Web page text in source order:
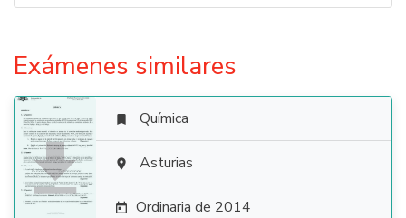
Exámenes similares

 Química
 Asturias
 Ordinaria de 2014